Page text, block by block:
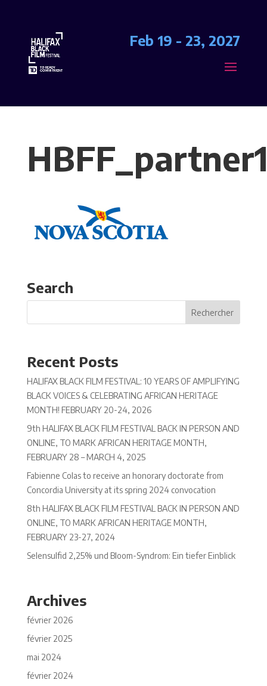
Feb 19 - 23, 2027
Search
Recent Posts
HALIFAX BLACK FILM FESTIVAL: 10 YEARS OF AMPLIFYING
BLACK VOICES & CELEBRATING AFRICAN HERITAGE
MONTH! FEBRUARY 20-24, 2026
9th HALIFAX BLACK FILM FESTIVAL BACK IN PERSON AND
ONLINE, TO MARK AFRICAN HERITAGE MONTH,
FEBRUARY 28 – MARCH 4, 2025
Fabienne Colas to receive an honorary doctorate from
Concordia University at its spring 2024 convocation
8th HALIFAX BLACK FILM FESTIVAL BACK IN PERSON AND
ONLINE, TO MARK AFRICAN HERITAGE MONTH,
FEBRUARY 23-27, 2024
Selensulfid 2,25% und Bloom-Syndrom: Ein tiefer Einblick
Archives
février 2026
février 2025
mai 2024
février 2024